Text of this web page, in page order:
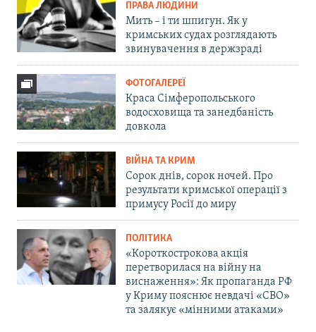
ПРАВА ЛЮДИНИ
Мить – і ти шпигун. Як у
кримських судах розглядають
звинувачення в держзраді
ФОТОГАЛЕРЕЇ
Краса Сімферопольського
водосховища та занедбаність
довкола
ВІЙНА ТА КРИМ
Сорок днів, сорок ночей. Про
результати кримської операції з
примусу Росії до миру
ПОЛІТИКА
«Короткострокова акція
перетворилася на війну на
виснаження»: Як пропаганда РФ
у Криму пояснює невдачі «СВО»
та залякує «мінними атаками»